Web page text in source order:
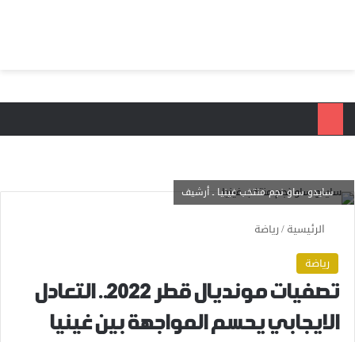
سايدو ساو نجم منتخب غينيا ـ أرشيف
الرئيسية/رياضة
رياضة
تصفيات مونديال قطر 2022.. التعادل
الايجابي يحسم المواجهة بين غينيا